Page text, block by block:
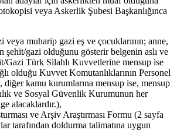
veya Askerlik Şubesi Başkanlığınca
veya muharip gazi eş ve çocuklarının; anne,
şehit/gazi olduğunu gösterir belgenin aslı ve
Gazi Türk Silahlı Kuvvetlerine mensup ise
olduğu Kuvvet Komutanlıklarının Personel
diğer kamu kurumlarına mensup ise, mensup
ve Sosyal Güvenlik Kurumunun her
alacaklardır.),
ve Arşiv Araştırması Formu (2 sayfa
tarafından doldurma talimatına uygun